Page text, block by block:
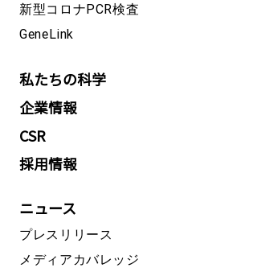
新型コロナPCR検査
GeneLink
私たちの科学
企業情報
CSR
採用情報
ニュース
プレスリリース
メディアカバレッジ